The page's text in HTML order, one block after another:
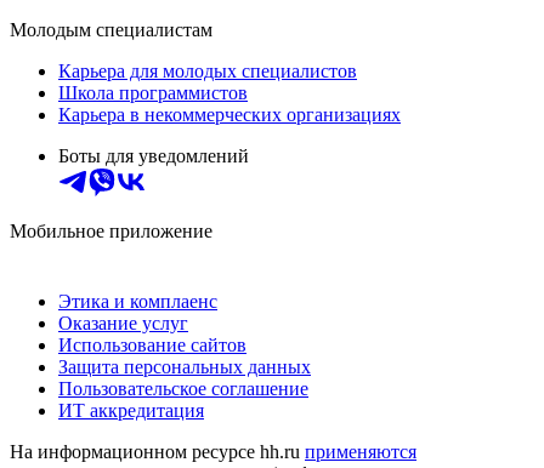
Молодым специалистам
Карьера для молодых специалистов
Школа программистов
Карьера в некоммерческих организациях
Боты для уведомлений
Мобильное приложение
Этика и комплаенс
Оказание услуг
Использование сайтов
Защита персональных данных
Пользовательское соглашение
ИТ аккредитация
На информационном ресурсе hh.ru применяются